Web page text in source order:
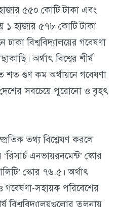
৫৫০ কোটি টাকা এবং
১ হাজার ৫৭৮ কোটি টাকা
বিশ্ববিদ্যালয়ের গবেষণা
অর্থাৎ বিশ্বের শীর্ষ
শত গুণ কম অর্থায়নে গবেষণা
সবচেয়ে পুরোনো ও বৃহৎ
তথ্য বিশ্লেষণ করলে
এনভায়রনমেন্ট’ স্কোর
স্কোর ৭৬.৫। অর্থাৎ
সহায়ক পরিবেশের
বিশ্ববিদ্যালয়গুলোর তুলনায়